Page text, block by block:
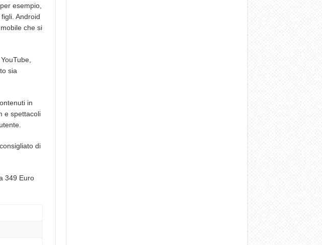
esempio,
Android
che si
sia
in
e spettacoli
di
349 Euro